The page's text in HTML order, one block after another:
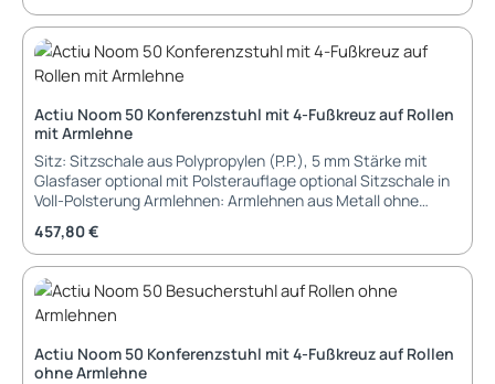
gespritzt Sitzschale: PUR-Schaum 90 kg/m3 Dichte Gestell:
Pyramiden Gestell aus Holz Buche natur oder schwarz
lackiert 360 grad drehbares Gestell mit Rückstell-Funktion
Abmessungen: Breite: 58,5 cm Tiefe: 61,6 cm Höhe: 83,3 cm
Garantie: 3 Jahre Garantie Lieferung und Montage: in
Kartonage, vormontiert, Sitzschale und Gestell müssen
noch verbunden werden.
Actiu Noom 50 Konferenzstuhl mit 4-Fußkreuz auf Rollen
mit Armlehne
Sitz: Sitzschale aus Polypropylen (P.P.), 5 mm Stärke mit
Glasfaser optional mit Polsterauflage optional Sitzschale in
Voll-Polsterung Armlehnen: Armlehnen aus Metall ohne
Auflage Gestell: Gas-Lift höhenverstellbar 4-strahliges
Fußkreuz pulverbeschichtet Füße: Design-Universall-Rollen
für Hart- und Weichböden Abmessungen: Breite: 58,7 cm
Tiefe: 58,7 cm Höhe: 81,3 bis 87,3 cm Sitzhöhe: (ohne
Kissen) Garantie: 3 Jahre Garantie Lieferung und Montage:
im Karton, zerlegt
Regulärer Preis:
457,80 €
Actiu Noom 50 Konferenzstuhl mit 4-Fußkreuz auf Rollen
ohne Armlehne